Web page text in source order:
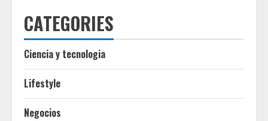
CATEGORIES
Ciencia y tecnologia
Lifestyle
Negocios